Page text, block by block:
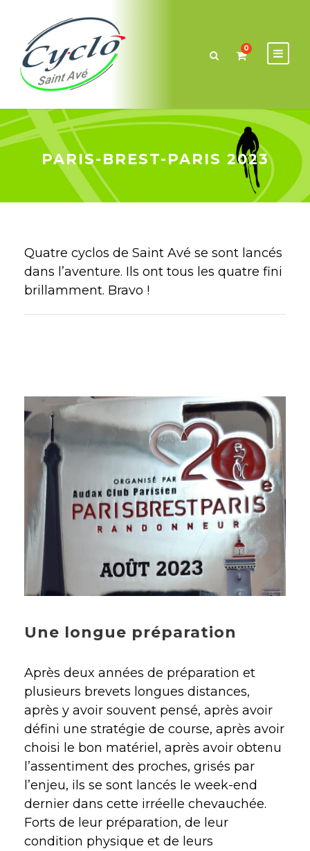
0
PARIS-BREST-PARIS 2023
Quatre cyclos de Saint Avé se sont lancés
dans l’aventure. Ils ont tous les quatre fini
brillamment. Bravo !
Une longue préparation
Après deux années de préparation et
plusieurs brevets longues distances,
après y avoir souvent pensé, après avoir
défini une stratégie de course, après avoir
choisi le bon matériel, après avoir obtenu
l’assentiment des proches, grisés par
l’enjeu, ils se sont lancés le week-end
dernier dans cette irréelle chevauchée.
Forts de leur préparation, de leur
condition physique et de leurs